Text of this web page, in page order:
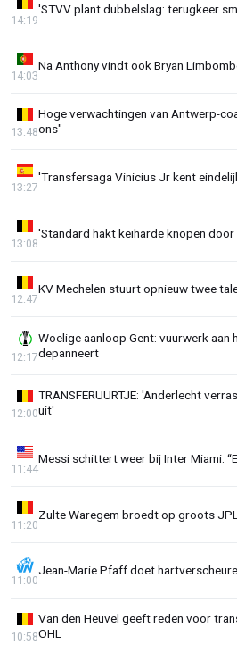
'STVV plant dubbelslag: terugkeer
14:19
Na Anthony vindt ook Bryan
14:03
Hoge verwachtingen van Antwerp-
ons"
13:48
'Transfersaga Vinicius Jr kent
13:27
'Standard hakt keiharde knopen
13:08
KV Mechelen stuurt opnieuw twee
12:47
Woelige aanloop Gent: vuurwerk aan
depanneert
12:17
TRANSFERUURTJE: 'Anderlecht
uit'
12:00
Messi schittert weer bij Inter Miami:
11:44
Zulte Waregem broedt op groots
11:20
Jean-Marie Pfaff doet
11:00
Van den Heuvel geeft reden voor
OHL
10:58